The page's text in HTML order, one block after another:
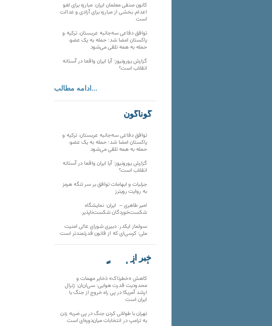
کانون صنفی معلمان ایران: مبارزه برای لغو
اعدام بخشی از مبارزه برای آزادی و عدالت
است
توافق دفاعی سه‌جانبه عربستان، ترکیه و
پاکستان امضا شد؛ حمله به یک عضو،
حمله به همه تلقی می‌شود
گزارش یورونیوز؛ آیا ایران واقعا در آستانه
انقلاب است؟
ادامه مطالب...
گوناگون
توافق دفاعی سه‌جانبه عربستان، ترکیه و
پاکستان امضا شد؛ حمله به یک عضو،
حمله به همه تلقی می‌شود
گزارش یورونیوز؛ آیا ایران واقعا در آستانه
انقلاب است؟
جزئیات و ابهامات توافق بر سر تنگه هرمز
به روایت رویترز
امیر طاهری – ایران: نمایشگاه
شکست‌خوردگان شکست‌ناپذیر
سولماز ایکدر: دبیری شورای عالی امنیت
ملی؛ کرسی‌ای که از قانون قدرتمندتر است
خبر از
تارنماهای دیگر
کاهش «خطرناک» ذخایر مهمات و
محدودیت قدرت هوایی؛ سی‌ان‌ان: ژنرال
ارشد آمریکا در پی راه خروج از جنگ با
ایران است
تهران با طولانی کردن جنگ در پی ضربه زدن
به ترامپ در انتخابات میان‌دوره‌ای است